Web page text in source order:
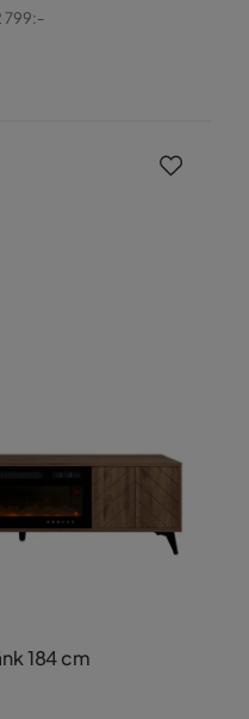
799:-
184 cm